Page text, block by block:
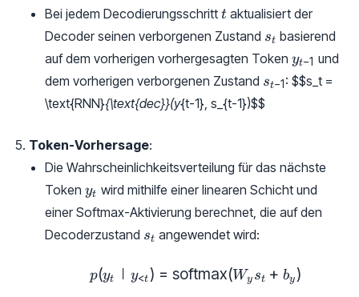
Bei jedem Decodierungsschritt t
t aktualisiert der
Decoder seinen verborgenen Zustand s_t
st basierend
auf dem vorherigen vorhergesagten Token y_{t-
1}
yt−1 und
dem vorherigen verborgenen Zustand s_{t-
1}
st−1 : $$s_t =
\text{RNN}{\text{dec}}(y{t-1}, s_{t-1})$$
Token-Vorhersage:
Die Wahrscheinlichkeitsverteilung für das nächste
Token y_t
yt wird mithilfe einer linearen Schicht und
einer Softmax-Aktivierung berechnet, die auf den
Decoderzustand s_t
st angewendet wird:
p(y_t | y_{<t}) =
p(yt ∣ y<t) = softmax(Wy st + by)